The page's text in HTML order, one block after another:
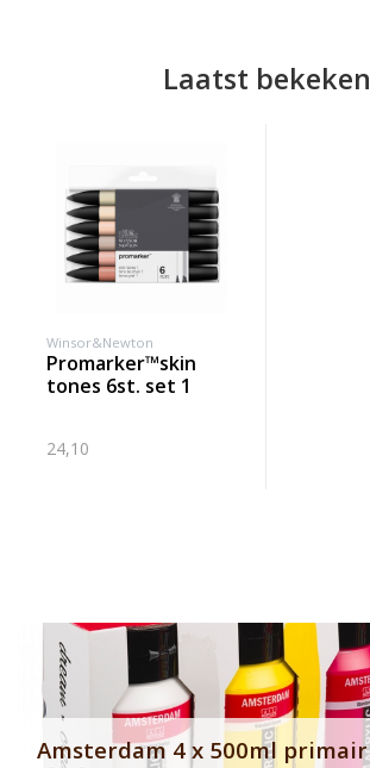
Laatst bekeken
Winsor&Newton
promarker™skin
tones 6st. set 1
24,10
Banner row 2
Amsterdam 4 x 500ml primair set nu